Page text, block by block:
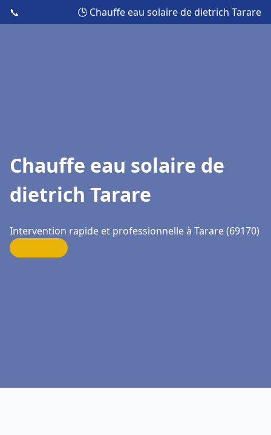
📞 🕒 Chauffe eau solaire de dietrich Tarare
Chauffe eau solaire de
dietrich Tarare
Intervention rapide et professionnelle à Tarare (69170)